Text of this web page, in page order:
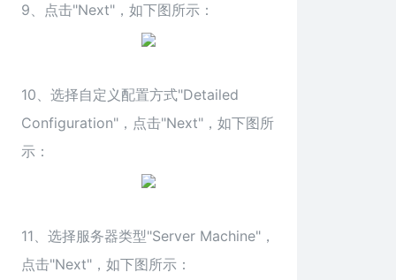
9、点击"Next"，如下图所示：
10、选择自定义配置方式"Detailed
Configuration"，点击"Next"，如下图所
示：
11、选择服务器类型"Server Machine"，
点击"Next"，如下图所示：